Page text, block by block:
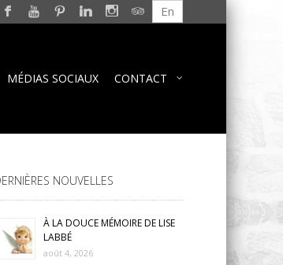
En
MÉDIAS SOCIAUX CONTACT
NOUVELLES
À LA DOUCE MÉMOIRE DE LISE
LABBÉ
août 4, 2026